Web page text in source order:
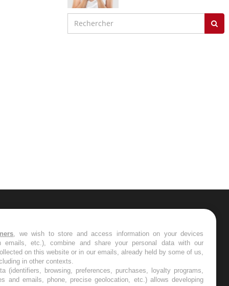
les semaines les meilleures
, we wish to store and access information on your devices
emails, etc.), combine and share your personal data with our
on this website or in our emails, already held by some of us,
in other contexts.
(identifiers, browsing, preferences, purchases, loyalty programs,
and emails, phone, precise geolocation, etc.) allows developing